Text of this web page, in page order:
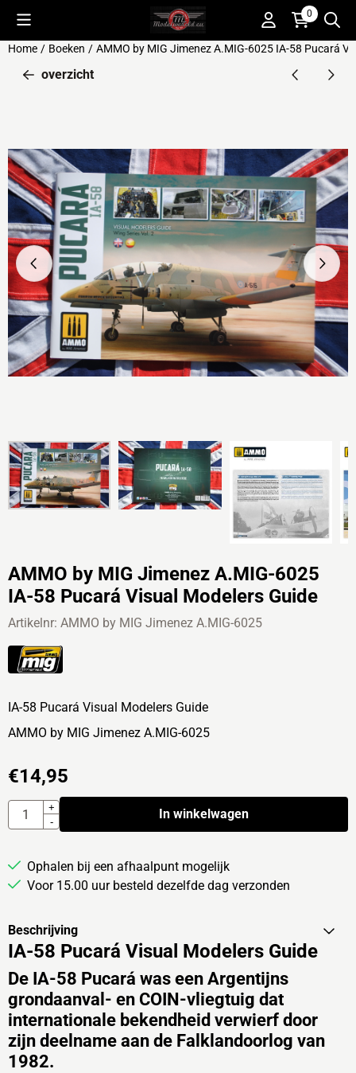
Cookievoorkeuren zijn beschikbaar. Kies instellingen of sta alle
0
Home / Boeken / AMMO by MIG Jimenez A.MIG-6025 IA-58 Pucará
overzicht
AMMO by MIG Jimenez A.MIG-6025
IA-58 Pucará Visual Modelers Guide
Artikelnr: AMMO by MIG Jimenez A.MIG-6025
IA-58 Pucará Visual Modelers Guide
AMMO by MIG Jimenez A.MIG-6025
€14,95
Aantal
+
-
In winkelwagen
Ophalen bij een afhaalpunt mogelijk
Voor 15.00 uur besteld dezelfde dag verzonden
Beschrijving
IA-58 Pucará Visual Modelers Guide
De IA-58 Pucará was een Argentijns
grondaanval- en COIN-vliegtuig dat
internationale bekendheid verwierf door
zijn deelname aan de Falklandoorlog van
1982.